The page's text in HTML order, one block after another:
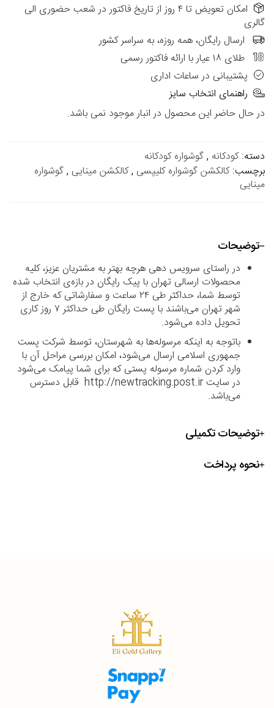
امکان تعویض تا ۴ روز از تاریخ فاکتور در شعب حضوری الی
گالری
ارسال رایگان، همه روزه، به سراسر کشور
طلای ۱۸ عیار با ارائه فاکتور رسمی
پشتیبانی در ساعات اداری
راهنمای انتخاب سایز
در حال حاضر این محصول در انبار موجود نمی باشد.
دسته:کودکانه ,گوشواره کودکانه
برچسب:کالکشن گوشواره کلیپسی ,کالکشن مینایی ,گوشواره
مینایی
توضیحات
در راستای سرویس دهی هرچه بهتر به مشتریان عزیز، کلیه
محصولات ارسالی تهران با پیک رایگان در بازه‌ی انتخاب شده
توسط شما، حداکثر طی ۲۴ ساعت و سفارشاتی که خارج از
شهر تهران می‌باشند با پست رایگان طی حداکثر ۷ روز کاری
تحویل داده می‌شود.
باتوجه به اینکه مرسوله‌ها به شهرستان، توسط شرکت پست
جمهوری اسلامی ارسال می‌شود، امکان بررسی مراحل آن با
وارد کردن شماره مرسوله پستی که برای شما پیامک می‌شود
در سایت http://newtracking.post.ir قابل دسترس
می‌باشد.
توضیحات تکمیلی
نحوه پرداخت